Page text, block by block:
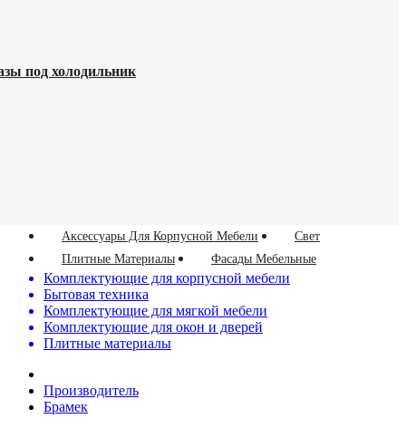
под холодильник
Аксессуары Для Корпусной Мебели
Свет
Плитные Материалы
Фасады Мебельные
Комплектующие для корпусной мебели
Бытовая техника
Комплектующие для мягкой мебели
Комплектующие для окон и дверей
Плитные материалы
Производитель
Брамек